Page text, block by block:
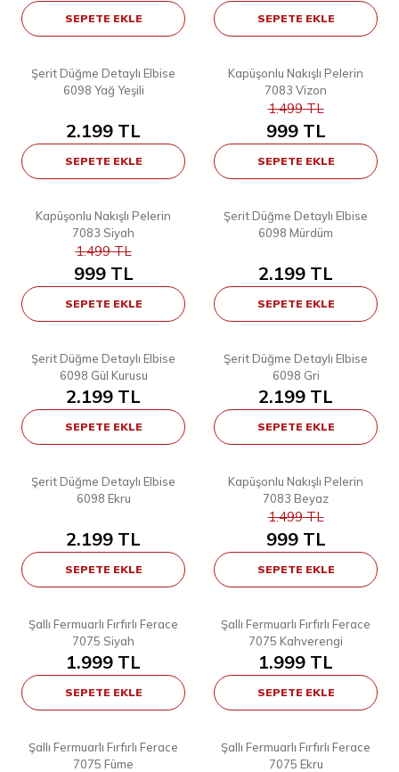
SEPETE EKLE SEPETE EKLE
YENI
Şerit Düğme Detaylı Elbise
6098 Yağ Yeşili
2.199 TL
SEPETE EKLE
YENI
Kapüşonlu Nakışlı Pelerin
7083 Vizon
1.499TL
999TL
SEPETE EKLE
YENI
Kapüşonlu Nakışlı Pelerin
7083 Siyah
1.499TL
999TL
SEPETE EKLE
YENI
Şerit Düğme Detaylı Elbise
6098 Mürdüm
2.199 TL
SEPETE EKLE
YENI
Şerit Düğme Detaylı Elbise
6098 Gül Kurusu
2.199 TL
SEPETE EKLE
YENI
Şerit Düğme Detaylı Elbise
6098 Gri
2.199 TL
SEPETE EKLE
YENI
Şerit Düğme Detaylı Elbise
6098 Ekru
2.199 TL
SEPETE EKLE
YENI
Kapüşonlu Nakışlı Pelerin
7083 Beyaz
1.499TL
999TL
SEPETE EKLE
YENI
Şallı Fermuarlı Fırfırlı Ferace
7075 Siyah
1.999 TL
SEPETE EKLE
YENI
Şallı Fermuarlı Fırfırlı Ferace
7075 Kahverengi
1.999 TL
SEPETE EKLE
YENI
Şallı Fermuarlı Fırfırlı Ferace
7075 Füme
YENI
Şallı Fermuarlı Fırfırlı Ferace
7075 Ekru